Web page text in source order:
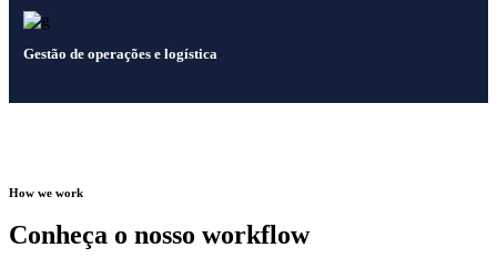
Gestão de operações e logística
How we work
Conheça o nosso workflow